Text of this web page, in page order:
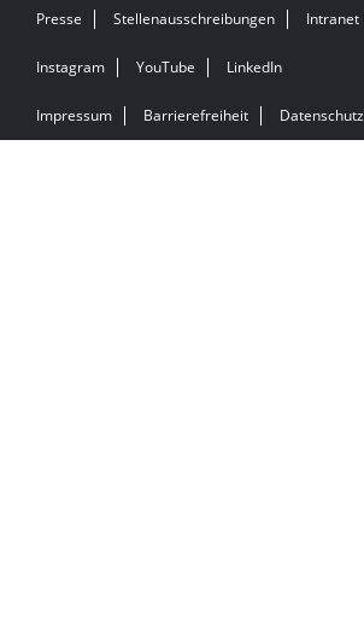
Presse Stellenausschreibungen Intranet
Instagram YouTube LinkedIn
Impressum Barrierefreiheit Datenschutz